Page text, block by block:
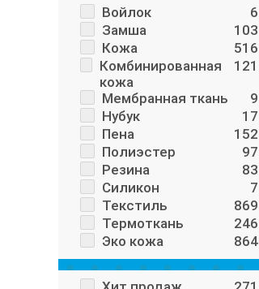
С.Луч
15
Funny
15
Jordan
13
Luckline
11
Sydney
Demar
10
Freedom For Feet
10
Papulin
10
Leoncino
9
BI&KI
9
Ashiguli
9
Constanta
9
Harli Ayakkabi
7
Parliament
7
Канарейка
7
Войлок
6
Замша
103
Кожа
516
Комбинированная
кожа
121
Мембранная ткань
9
Нубук
17
Пена
152
Полиэстер
97
Резина
83
Силикон
7
Текстиль
869
Термоткань
246
Эко кожа
864